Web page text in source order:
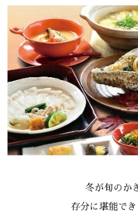
冬が旬のか
存分に堪能で